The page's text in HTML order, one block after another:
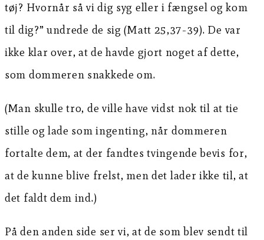
tøj? Hvornår så vi dig syg eller i fængsel og kom
til dig?” undrede de sig (Matt 25,37-39). De var
ikke klar over, at de havde gjort noget af dette,
som dommeren snakkede om.
(Man skulle tro, de ville have vidst nok til at tie
stille og lade som ingenting, når dommeren
fortalte dem, at der fandtes tvingende bevis for,
at de kunne blive frelst, men det lader ikke til, at
det faldt dem ind.)
På den anden side ser vi, at de som blev sendt til